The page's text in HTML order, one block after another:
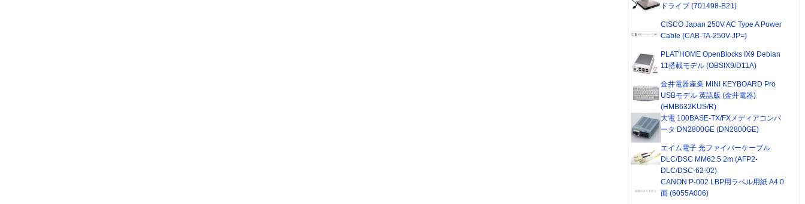
ドライブ (701498-B21)
CISCO Japan 250V AC Type A Power
Cable (CAB-TA-250V-JP=)
PLAT'HOME OpenBlocks IX9 Debian
11搭載モデル (OBSIX9/D11A)
金井電器産業 MINI KEYBOARD Pro
USBモデル 英語版 (金井電器)
(HMB632KUS/R)
大電 100BASE-TX/FXメディアコンバ
ータ DN2800GE (DN2800GE)
エイム電子 光ファイバーケーブル
DLC/DSC MM62.5 2m (AFP2-
DLC/DSC-62-02)
CANON P-002 LBP用ラベル用紙 A4 0
面 (6055A006)